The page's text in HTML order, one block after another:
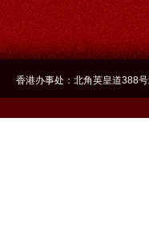
香港办事处：北角英皇道